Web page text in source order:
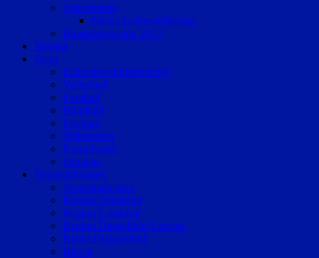
Valentinstag
Meine Liebeserklärung
Bundestagswahl 2017
Vereine
Sport
Eishockey/Inlinehockey
Volleyball
Fussball
Handball
Football
Trabrennen
Kampfsport
Sonstige
Veranstaltungen
Veranstaltungen
Region Straubing
Region Landshut
Region Dingolfing-Landau
Raum Deggendorf
Bluval